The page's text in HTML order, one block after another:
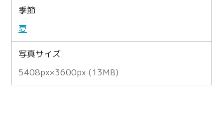
季節
夏
写真サイズ
5408px×3600px (13MB)